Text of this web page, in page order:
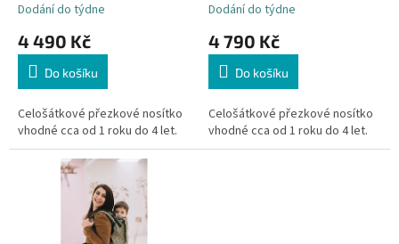
Dodání do týdne
4 490 Kč
Do košíku
Celošátkové přezkové nosítko
vhodné cca od 1 roku do 4 let.
Dodání do týdne
4 790 Kč
Do košíku
Celošátkové přezkové nosítko
vhodné cca od 1 roku do 4 let.